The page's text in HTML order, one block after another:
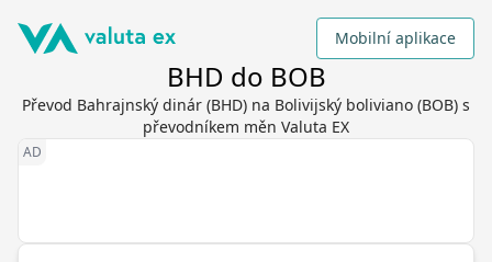
Mobilní aplikace
BHD do BOB
Převod Bahrajnský dinár (BHD) na Bolivijský boliviano (BOB) s
převodníkem měn Valuta EX